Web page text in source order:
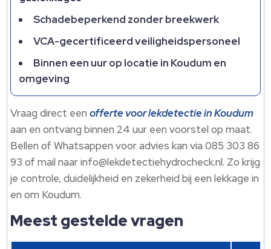
Schadebeperkend zonder breekwerk
VCA-gecertificeerd veiligheidspersoneel
Binnen een uur op locatie in Koudum en
omgeving
Vraag direct eenofferte voor lekdetectie in Koudum
aan en ontvang binnen 24 uur een voorstel op maat.​
Bellen of Whatsappen voor advies kan via 085 303 86
93 of mail naar info@lekdetectiehydrocheck.​nl.​ Zo krijg
je controle, duidelijkheid en zekerheid bij een lekkage in
en om Koudum.​
Meest gestelde vragen